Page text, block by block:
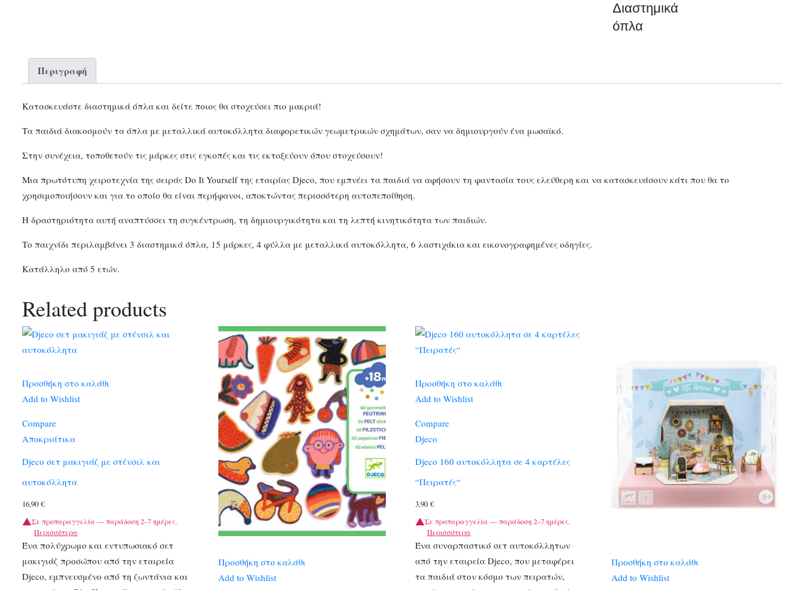
Διαστημικά
όπλα
Περιγραφή
Κατασκευάστε διαστημικά όπλα και δείτε ποιος θα στοχεύσει πιο μακριά!
Τα παιδιά διακοσμούν τα όπλα με μεταλλικά αυτοκόλλητα διαφορετικών γεωμετρικών σχημάτων, σαν να δημιουργούν ένα μωσαϊκό.
Στην συνέχεια, τοποθετούν τις μάρκες στις εγκοπές και τις εκτοξεύουν όπου στοχεύσουν!
Μια πρωτότυπη χειροτεχνία της σειράς Do It Yourself της εταιρίας Djeco, που εμπνέει τα παιδιά να αφήσουν τη φαντασία τους ελεύθερη και να κατασκευάσουν κάτι που θα το
χρησιμοποιήσουν και για το οποίο θα είναι περήφανοι, αποκτώντας περισσότερη αυτοπεποίθηση.
Η δραστηριότητα αυτή αναπτύσσει τη συγκέντρωση, τη δημιουργικότητα και τη λεπτή κινητικότητα των παιδιών.
Το παιχνίδι περιλαμβάνει 3 διαστημικά όπλα, 15 μάρκες, 4 φύλλα με μεταλλικά αυτοκόλλητα, 6 λαστιχάκια και εικονογραφημένες οδηγίες.
Κατάλληλο από 5 ετών.
Related products
Προσθήκη στο καλάθι
Add to Wishlist
Compare
Αποκριάτικα
Djeco σετ μακιγιάζ με στένσιλ και
αυτοκόλλητα
16,90 €
Σε προπαραγγελία — παράδοση 2–7 ημέρες.
Περισσότερα
Ένα πολύχρωμο και εντυπωσιακό σετ
μακιγιάζ προσώπου από την εταιρεία
Djeco, εμπνευσμένο από τη ζωντάνια και
Προσθήκη στο καλάθι
Add to Wishlist
Προσθήκη στο καλάθι
Add to Wishlist
Compare
Djeco
Djeco 160 αυτοκόλλητα σε 4 καρτέλες
“Πειρατές“
3,90 €
Σε προπαραγγελία — παράδοση 2–7 ημέρες.
Περισσότερα
Ένα συναρπαστικό σετ αυτοκόλλητων
από την εταιρεία Djeco, που μεταφέρει
τα παιδιά στον κόσμο των πειρατών,
Προσθήκη στο καλάθι
Add to Wishlist